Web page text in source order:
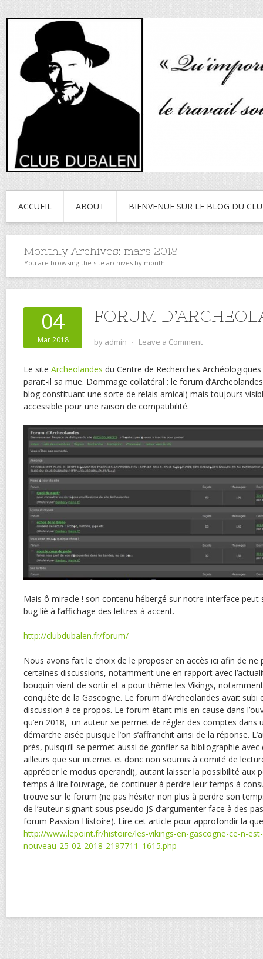
ACCUEIL ABOUT BIENVENUE SUR LE BLOG DU
Monthly Archives: mars 2018
You are browsing the site archives by month.
04
Mar 2018
FORUM
by admin ⋅ Leave a Comment
Le site Archeolandes du Centre de Recherches
parait-il sa mue. Dommage collatéral : le forum
blog constituant une sorte de relais amical) mais toujours
accessible pour une raison de compatibilité.
Mais ô miracle ! son contenu hébergé sur notre interface peut
bug lié à l’affichage des lettres à accent.
http://clubdubalen.fr/forum/
Nous avons fait le choix de le proposer en accès ici afin de ne
certaines discussions, notamment une en rapport avec
bouquin vient de sortir et a pour thème les Vikings,
conquête de la Gascogne. Le forum d’Archeolandes avait subi
discussion à ce propos. Le forum étant mis en cause dans
qu’en 2018, un auteur se permet de régler des comptes dans
démarche aisée puisque l’on s’affranchit ainsi de la réponse.
près, puisqu’il se permet aussi de gonfler sa bibliographie
ailleurs que sur internet et donc non soumis à comité de
apprécier le modus operandi), autant laisser la possibilité aux
temps à lire l’ouvrage, de continuer à perdre leur temps à
trouve sur le forum (ne pas hésiter non plus à perdre son
de l’auteur signant sous pseudo JS d’argumenter face à des
forum Passion Histoire). Lire cet article pour approfondir la
http://www.lepoint.fr/histoire/les-vikings-en-gascogne-ce-n-
nouveau-25-02-2018-2197711_1615.php